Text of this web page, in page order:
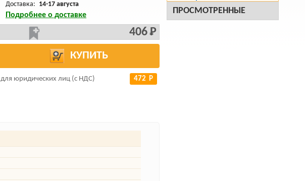
ПРОСМОТРЕННЫЕ
Доставка: 14-17 августа
Подробнее о доставке
406 Р
КУПИТЬ
для юридических лиц (с НДС) 472 Р